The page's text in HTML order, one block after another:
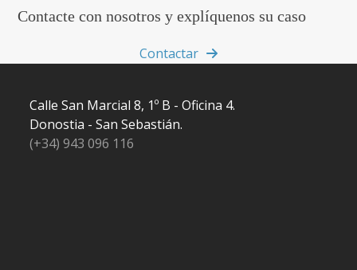
Contacte con nosotros y explíquenos su caso
Contactar
Calle San Marcial 8, 1º B - Oficina 4.
Donostia - San Sebastián.
(+34) 943 096 116